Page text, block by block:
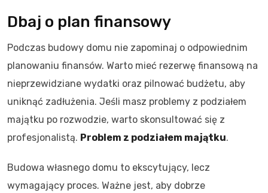
Dbaj o plan finansowy
Podczas budowy domu nie zapominaj o odpowiednim
planowaniu finansów. Warto mieć rezerwę finansową na
nieprzewidziane wydatki oraz pilnować budżetu, aby
uniknąć zadłużenia. Jeśli masz problemy z podziałem
majątku po rozwodzie, warto skonsultować się z
profesjonalistą. Problem z podziałem majątku.
Budowa własnego domu to ekscytujący, lecz
wymagający proces. Ważne jest, aby dobrze